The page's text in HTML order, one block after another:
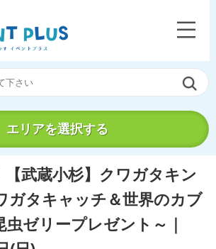
エリアを選択する
【武蔵小杉】クワガタキン
ガタキャッチ＆世界のカブ
虫ゼリープレゼント～｜